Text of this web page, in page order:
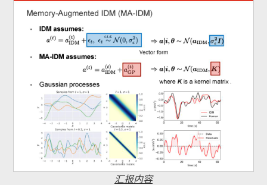
汇报内容